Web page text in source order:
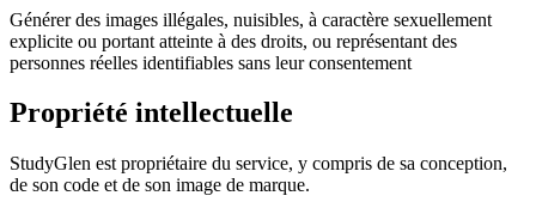
Générer des images illégales, nuisibles, à caractère sexuellement
explicite ou portant atteinte à des droits, ou représentant des
personnes réelles identifiables sans leur consentement
Propriété intellectuelle
StudyGlen est propriétaire du service, y compris de sa conception,
de son code et de son image de marque.